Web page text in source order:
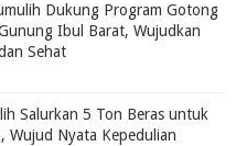
Dukung Program Gotong
Ibul Barat, Wujudkan
Sehat
Salurkan 5 Ton Beras untuk
Wujud Nyata Kepedulian